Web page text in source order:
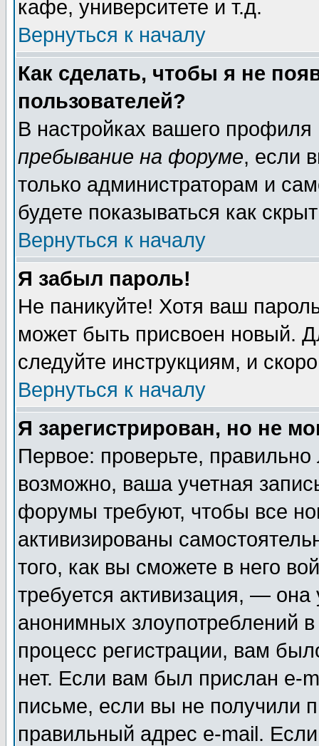
кафе, университете и т.д.
Вернуться к началу
Как сделать, чтобы я не
пользователей?
В настройках вашего
пребывание на форуме, если
только администраторам и
будете показываться как
Вернуться к началу
Я забыл пароль!
Не паникуйте! Хотя ваш
может быть присвоен новый.
следуйте инструкциям, и
Вернуться к началу
Я зарегистрирован, но не
Первое: проверьте,
возможно, ваша учетная
форумы требуют, чтобы все
активизированы
того, как вы сможете в него
требуется активизация, —
анонимных злоупотреблений
процесс регистрации, вам
нет. Если вам был прислан e-
письме, если вы не получили
правильный адрес e-mail.